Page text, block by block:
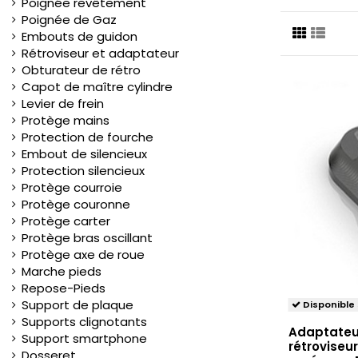
Poignée de Gaz
Embouts de guidon
Rétroviseur et adaptateur
Obturateur de rétro
Capot de maître cylindre
Levier de frein
Protège mains
Protection de fourche
Embout de silencieux
Protection silencieux
Protège courroie
Protège couronne
Protège carter
Protège bras oscillant
Protège axe de roue
Marche pieds
Repose-Pieds
Support de plaque
Supports clignotants
Support smartphone